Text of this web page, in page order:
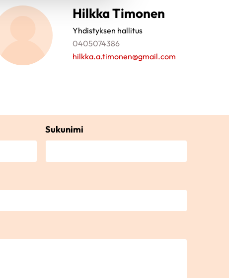
Hilkka Timonen
Yhdistyksen hallitus
0405074386
hilkka.a.timonen@gmail.com
Sukunimi